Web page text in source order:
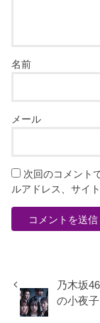
名前
メール
次回のコメント
ルアドレス、サイ
乃木坂
の小夜子